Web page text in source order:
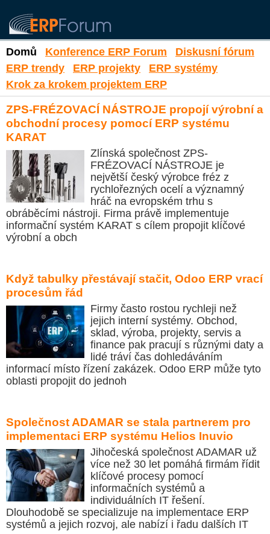
Domů Konference ERP Forum
Diskusní fórum
ERP trendy
ERP projekty
ERP systémy
Krok za krokem projektem ERP
ZPS-FRÉZOVACÍ NÁSTROJE propojí výrobní a
obchodní procesy pomocí ERP systému
KARAT
Zlínská společnost ZPS-
FRÉZOVACÍ NÁSTROJE je
největší český výrobce fréz z
rychlořezných ocelí a významný
hráč na evropském trhu s
obráběcími nástroji. Firma právě implementuje
informační systém KARAT s cílem propojit klíčové
výrobní a obch
Když tabulky přestávají stačit, Odoo ERP vrací
procesům řád
Firmy často rostou rychleji než
jejich interní systémy. Obchod,
sklad, výroba, projekty, servis a
finance pak pracují s různými daty a
lidé tráví čas dohledáváním
informací místo řízení zakázek. Odoo ERP může tyto
oblasti propojit do jednoh
Společnost ADAMAR se stala partnerem pro
implementaci ERP systému Helios Inuvio
Jihočeská společnost ADAMAR už
více než 30 let pomáhá firmám řídit
klíčové procesy pomocí
informačních systémů a
individuálních IT řešení.
Dlouhodobě se specializuje na implementace ERP
systémů a jejich rozvoj, ale nabízí i řadu dalších IT